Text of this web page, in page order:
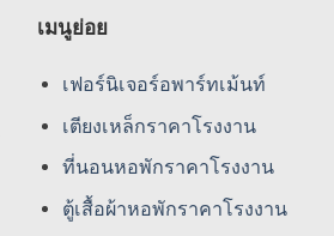
เมนูย่อย
เฟอร์นิเจอร์อพาร์ทเม้นท์
เตียงเหล็กราคาโรงงาน
ที่นอนหอพักราคาโรงงาน
ตู้เสื้อผ้าหอพักราคาโรงงาน